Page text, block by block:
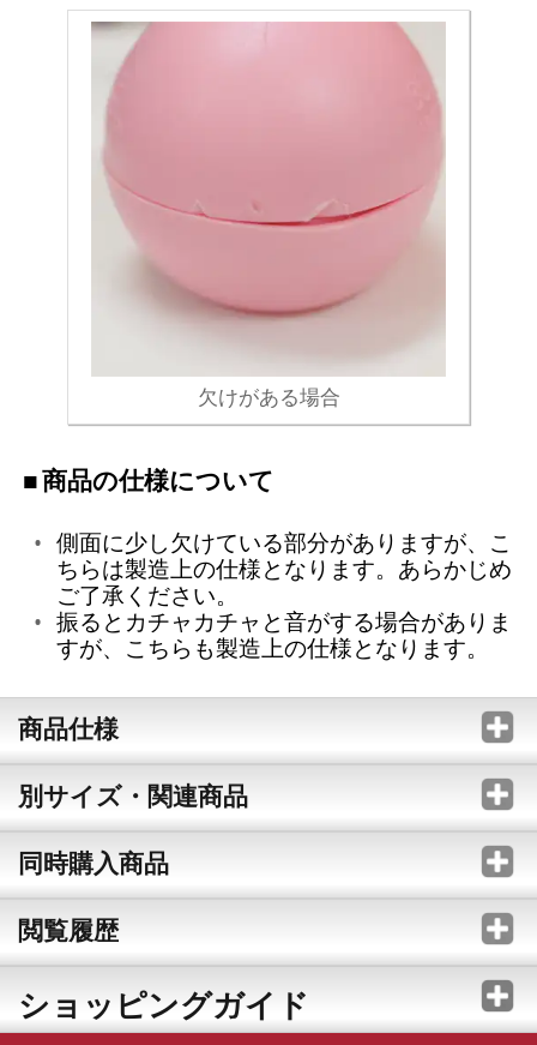
欠けがある場合
商品の仕様について
側面に少し欠けている部分がありますが、こ
ちらは製造上の仕様となります。あらかじめ
ご了承ください。
振るとカチャカチャと音がする場合がありま
すが、こちらも製造上の仕様となります。
商品仕様
別サイズ・関連商品
同時購入商品
閲覧履歴
ショッピングガイド